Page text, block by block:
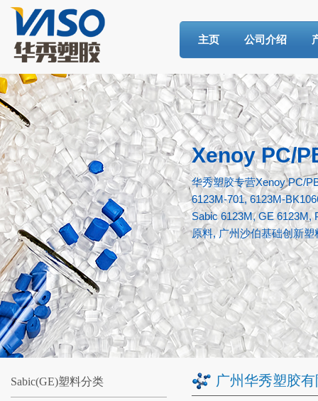
Xenoy PC/
华秀塑胶专营Xenoy PC/
6123M-701, 6123M-
Sabic 6123M, GE 6123M,
原料, 广州沙伯基础创新
广州华秀塑胶
主页 公司介绍
Sabic(GE)塑料分类